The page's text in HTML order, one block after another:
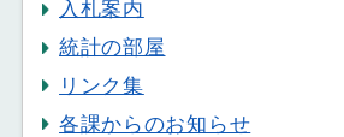
入札案内
統計の部屋
リンク集
各課からのお知らせ